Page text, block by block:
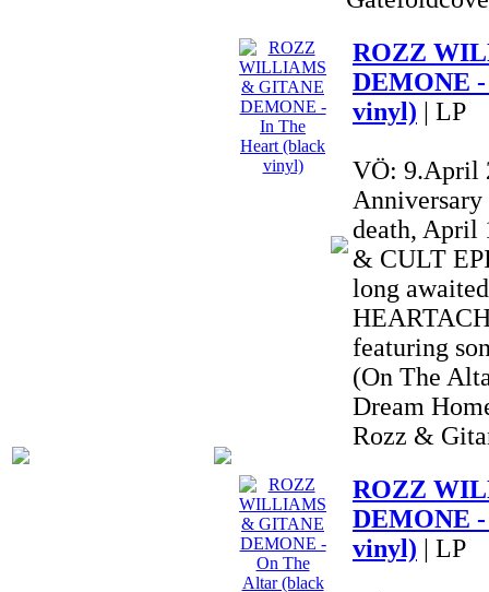
ROZZ
DEMONE
vinyl) | LP
VÖ: 9.April
death, April
& CULT
long
featuring
(On The
Dream
Rozz &
ROZZ
DEMONE
vinyl) | LP